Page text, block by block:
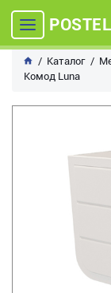
Каталог
Комод Luna